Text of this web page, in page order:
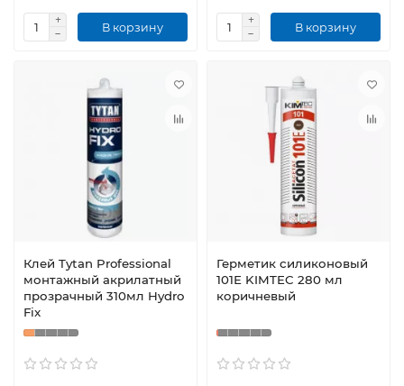
В корзину В корзину
Клей Tytan Professional
монтажный акрилатный
прозрачный 310мл Hydro
Fix
Герметик силиконовый
101Е KIMTEC 280 мл
коричневый